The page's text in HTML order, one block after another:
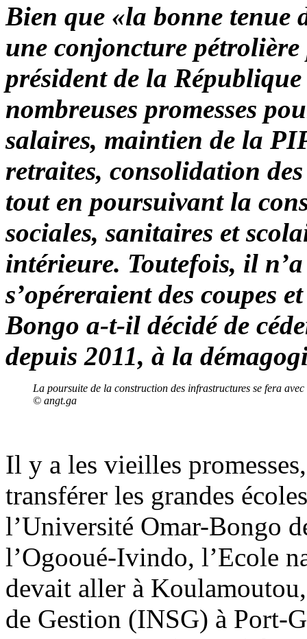
Bien que «la bonne tenue
une conjoncture
président de la
nombreuses promesses
salaires, maintien de la
retraites, consolidation des
tout en poursuivant la
sociales, sanitaires et
intérieure. Toutefois, il
s’opéreraient des coupes
Bongo a-t-il décidé de
depuis 2011, à la
La poursuite de la construction des infrastructures se fera
© angt.ga
Il y a les vieilles
transférer les grandes
l’Université Omar-Bongo
l’Ogooué-Ivindo, l’Ecole
devait aller à
de Gestion (INSG) à Port-